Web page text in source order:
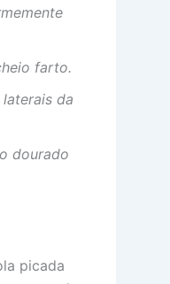
farto.
da
dourado
picada